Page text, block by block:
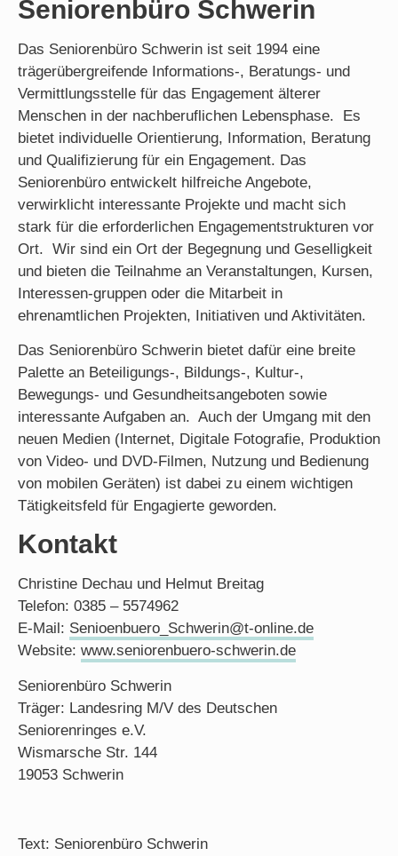
Seniorenbüro Schwerin
Das Seniorenbüro Schwerin ist seit 1994 eine
trägerübergreifende Informations-, Beratungs- und
Vermittlungsstelle für das Engagement älterer
Menschen in der nachberuflichen Lebensphase. Es
bietet individuelle Orientierung, Information, Beratung
und Qualifizierung für ein Engagement. Das
Seniorenbüro entwickelt hilfreiche Angebote,
verwirklicht interessante Projekte und macht sich
stark für die erforderlichen Engagementstrukturen vor
Ort. Wir sind ein Ort der Begegnung und Geselligkeit
und bieten die Teilnahme an Veranstaltungen, Kursen,
Interessen-gruppen oder die Mitarbeit in
ehrenamtlichen Projekten, Initiativen und Aktivitäten.
Das Seniorenbüro Schwerin bietet dafür eine breite
Palette an Beteiligungs-, Bildungs-, Kultur-,
Bewegungs- und Gesundheitsangeboten sowie
interessante Aufgaben an. Auch der Umgang mit den
neuen Medien (Internet, Digitale Fotografie, Produktion
von Video- und DVD-Filmen, Nutzung und Bedienung
von mobilen Geräten) ist dabei zu einem wichtigen
Tätigkeitsfeld für Engagierte geworden.
Kontakt
Christine Dechau und Helmut Breitag
Telefon: 0385 – 5574962
E-Mail: Senioenbuero_Schwerin@t-online.de
Website: www.seniorenbuero-schwerin.de
Seniorenbüro Schwerin
Träger: Landesring M/V des Deutschen
Seniorenringes e.V.
Wismarsche Str. 144
19053 Schwerin
Text: Seniorenbüro Schwerin